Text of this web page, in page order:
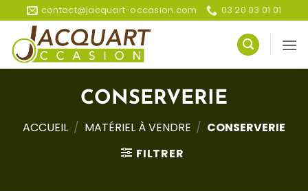
Passer
au
contenu
contact@jacquart-occasion.com 03 20 03 01 01
CONSERVERIE
ACCUEIL / MATÉRIEL À VENDRE / CONSERVERIE
FILTRER